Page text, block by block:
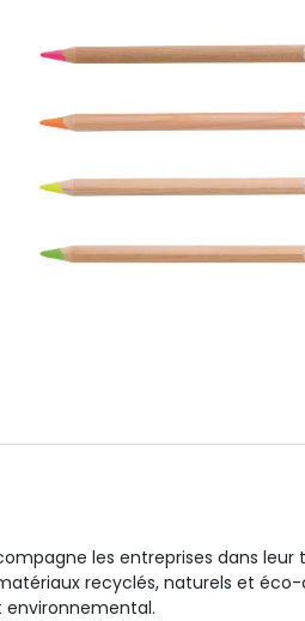
les entreprises dans leur
recyclés, naturels et